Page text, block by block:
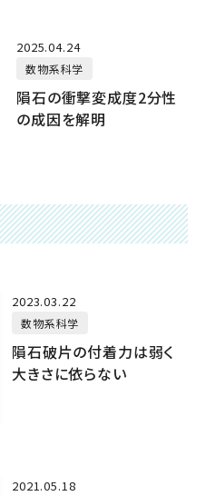
2025.04.24
数物系科学
隕石の衝撃変成度2分性
の成因を解明
2023.03.22
数物系科学
隕石破片の付着力は弱く
大きさに依らない
2021.05.18